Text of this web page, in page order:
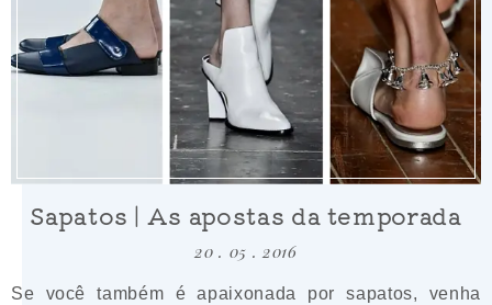
Sapatos | As apostas da temporada
20 . 05 . 2016
Se você também é apaixonada por sapatos, venha